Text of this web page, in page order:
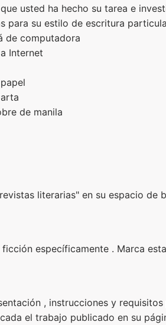
usted ha hecho su tarea e
para su estilo de escritura
de computadora
Internet
de manila
literarias" en su espacio de
específicamente . Marca
, instrucciones y
el trabajo publicado en su